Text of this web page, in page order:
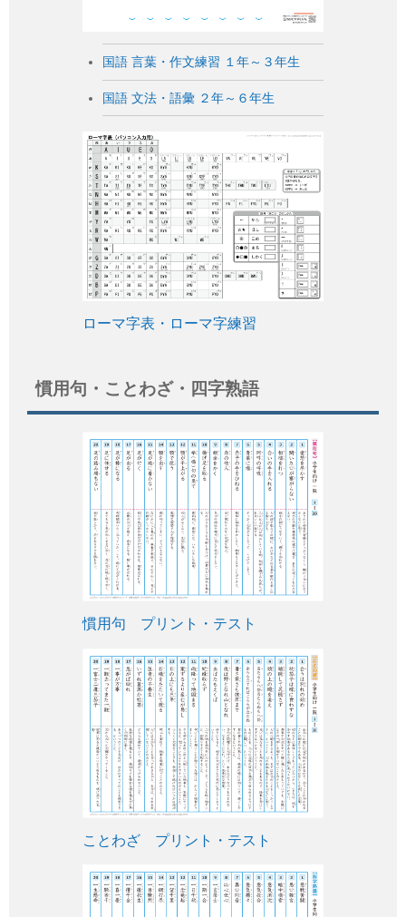
国語 言葉・作文練習 １年～３年生
国語 文法・語彙 ２年～６年生
ローマ字表・ローマ字練習
慣用句・ことわざ・四字熟語
慣用句 プリント・テスト
ことわざ プリント・テスト